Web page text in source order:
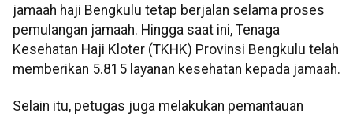
jamaah haji Bengkulu tetap berjalan selama proses
pemulangan jamaah. Hingga saat ini, Tenaga
Kesehatan Haji Kloter (TKHK) Provinsi Bengkulu telah
memberikan 5.815 layanan kesehatan kepada jamaah.
Selain itu, petugas juga melakukan pemantauan